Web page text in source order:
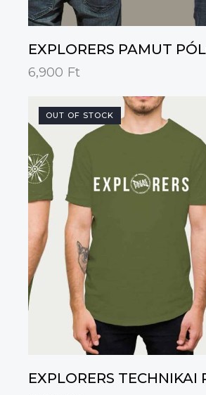
EXPLORERS PAMUT
6,900 Ft
OUT OF STOCK
EXPLORERS TECHNIKAI